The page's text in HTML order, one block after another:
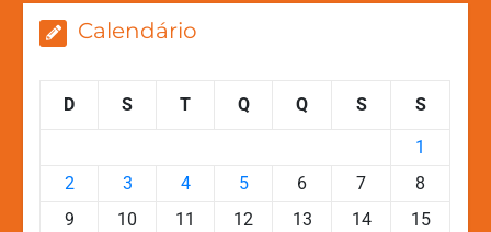
Calendário
D S T Q Q S S
1
2
3 4 5 6 7
8
9
10 11 12 13 14
15